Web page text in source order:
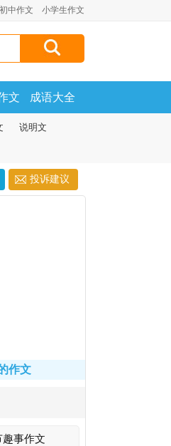
小学生作文
初中作文
文 成语大全
说明文
投诉建议
作文
趣事作文